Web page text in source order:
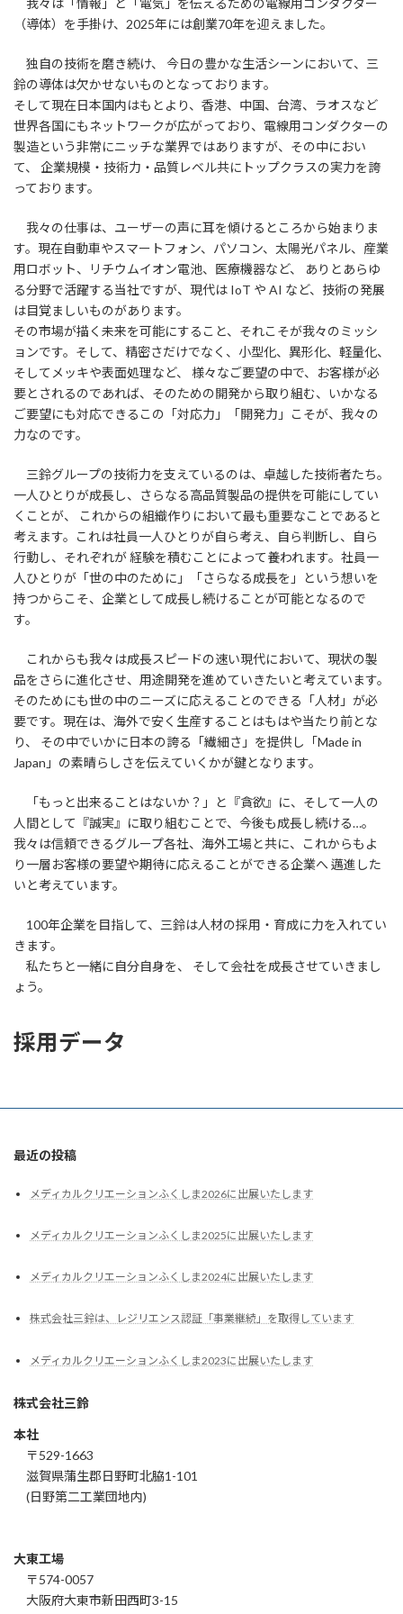
（導体）を手掛け、2025年には創業70年を迎えました。
独自の技術を磨き続け、 今日の豊かな生活シーンにおいて、三
鈴の導体は欠かせないものとなっております。
そして現在日本国内はもとより、香港、中国、台湾、ラオスなど
世界各国にもネットワークが広がっており、電線用コンダクターの
製造という非常にニッチな業界ではありますが、その中におい
て、 企業規模・技術力・品質レベル共にトップクラスの実力を誇
っております。
我々の仕事は、ユーザーの声に耳を傾けるところから始まりま
す。現在自動車やスマートフォン、パソコン、太陽光パネル、産業
用ロボット、リチウムイオン電池、医療機器など、 ありとあらゆ
る分野で活躍する当社ですが、現代は IoT や AI など、技術の発展
は目覚ましいものがあります。
その市場が描く未来を可能にすること、それこそが我々のミッシ
ョンです。そして、精密さだけでなく、小型化、異形化、軽量化、
そしてメッキや表面処理など、 様々なご要望の中で、お客様が必
要とされるのであれば、そのための開発から取り組む、いかなる
ご要望にも対応できるこの「対応力」「開発力」こそが、我々の
力なのです。
三鈴グループの技術力を支えているのは、卓越した技術者たち。
一人ひとりが成長し、さらなる高品質製品の提供を可能にしてい
くことが、 これからの組織作りにおいて最も重要なことであると
考えます。これは社員一人ひとりが自ら考え、自ら判断し、自ら
行動し、それぞれが 経験を積むことによって養われます。社員一
人ひとりが「世の中のために」「さらなる成長を」という想いを
持つからこそ、企業として成長し続けることが可能となるので
す。
これからも我々は成長スピードの速い現代において、現状の製
品をさらに進化させ、用途開発を進めていきたいと考えています。
そのためにも世の中のニーズに応えることのできる「人材」が必
要です。現在は、海外で安く生産することはもはや当たり前とな
り、 その中でいかに日本の誇る「繊細さ」を提供し「Made in
Japan」の素晴らしさを伝えていくかが鍵となります。
「もっと出来ることはないか？」と『貪欲』に、そして一人の
人間として『誠実』に取り組むことで、今後も成長し続ける…。
我々は信頼できるグループ各社、海外工場と共に、これからもよ
り一層お客様の要望や期待に応えることができる企業へ 邁進した
いと考えています。
100年企業を目指して、三鈴は人材の採用・育成に力を入れてい
きます。
私たちと一緒に自分自身を、 そして会社を成長させていきまし
ょう。
採用データ
最近の投稿
メディカルクリエーションふくしま2026に出展いたします
メディカルクリエーションふくしま2025に出展いたします
メディカルクリエーションふくしま2024に出展いたします
株式会社三鈴は、レジリエンス認証「事業継続」を取得しています
メディカルクリエーションふくしま2023に出展いたします
株式会社三鈴
本社
〒529-1663
滋賀県蒲生郡日野町北脇1-101
(日野第二工業団地内)
大東工場
〒574-0057
大阪府大東市新田西町3-15